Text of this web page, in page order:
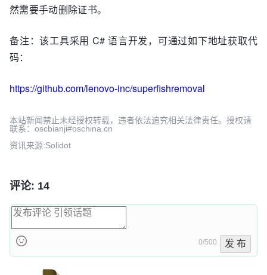
然需要手动删除证书。
备注：该工具采用 C# 语言开发，可通过如下地址获取代
码：
https://github.com/lenovo-inc/superfishremoval
本站新闻禁止未经授权转载，违者依法追究相关法律责任。授权请
联系：oscbianji#oschina.cn
资讯来源:Solidot
评论: 14
0/500 发 布